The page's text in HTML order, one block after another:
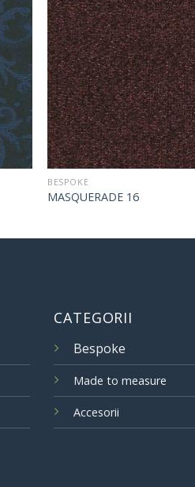
BESPOKE
MASQUERADE 16
CATEGORII
Bespoke
Made to measure
Accesorii